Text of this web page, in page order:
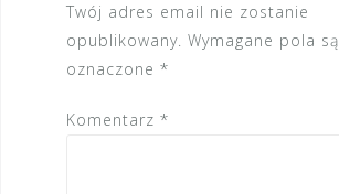
Twój adres email nie zostanie
opublikowany. Wymagane pola są
oznaczone *
Komentarz *